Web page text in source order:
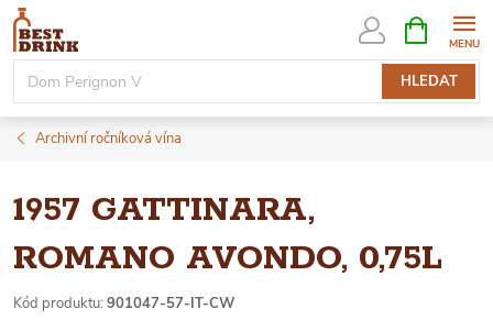
Přejít
obsah
HLEDAT
NÁKUPNÍ
KOŠÍK
Archivní ročníková vína
1957 GATTINARA,
ROMANO AVONDO, 0,75L
Kód produktu: 901047-57-IT-CW